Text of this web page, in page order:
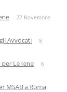
27 Novembre
Avvocati
8
Le Iene
6
MSAB a Roma